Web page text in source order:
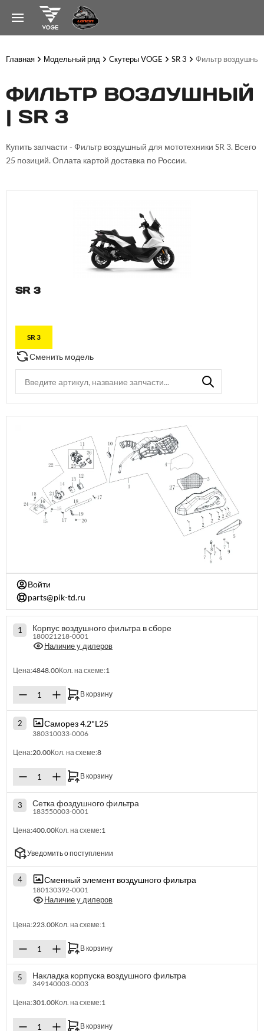
Главная Модельный ряд Скутеры VOGE SR 3 Фильтр воздушный
ФИЛЬТР ВОЗДУШНЫЙ
| SR 3
Купить запчасти - Фильтр воздушный для мототехники SR 3. Всего
25 позиций. Оплата картой доставка по России.
SR 3
SR 3
Сменить модель
Войти
parts@pik-td.ru
1 Корпус воздушного фильтра в сборе
180021218-0001
Наличие у дилеров
Цена:4848.00Кол. на схеме:1
В корзину
2 Саморез 4.2*L25
380310033-0006
Цена:20.00Кол. на схеме:8
В корзину
3 Сетка фоздушного фильтра
183550003-0001
Цена:400.00Кол. на схеме:1
Уведомить о поступлении
4 Сменный элемент воздушного фильтра
180130392-0001
Наличие у дилеров
Цена:223.00Кол. на схеме:1
В корзину
5 Накладка корпуска воздушного фильтра
349140003-0003
Цена:301.00Кол. на схеме:1
В корзину